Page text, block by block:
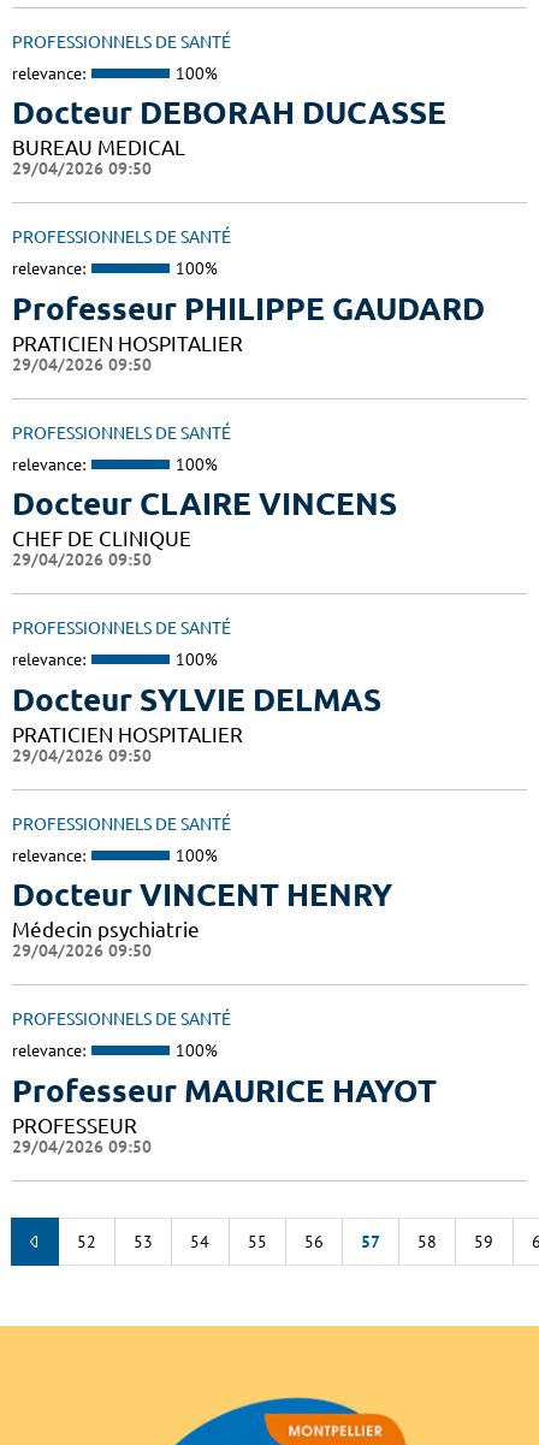
PROFESSIONNELS DE SANTÉ
relevance: 100%
Docteur DEBORAH DUCASSE
BUREAU MEDICAL
29/04/2026 09:50
PROFESSIONNELS DE SANTÉ
relevance: 100%
Professeur PHILIPPE GAUDARD
PRATICIEN HOSPITALIER
29/04/2026 09:50
PROFESSIONNELS DE SANTÉ
relevance: 100%
Docteur CLAIRE VINCENS
CHEF DE CLINIQUE
29/04/2026 09:50
PROFESSIONNELS DE SANTÉ
relevance: 100%
Docteur SYLVIE DELMAS
PRATICIEN HOSPITALIER
29/04/2026 09:50
PROFESSIONNELS DE SANTÉ
relevance: 100%
Docteur VINCENT HENRY
Médecin psychiatrie
29/04/2026 09:50
PROFESSIONNELS DE SANTÉ
relevance: 100%
Professeur MAURICE HAYOT
PROFESSEUR
29/04/2026 09:50
52 53 54 55 56 57 58 59